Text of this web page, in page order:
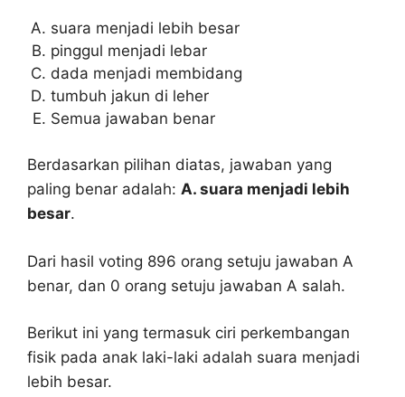
suara menjadi lebih besar
pinggul menjadi lebar
dada menjadi membidang
tumbuh jakun di leher
Semua jawaban benar
Berdasarkan pilihan diatas, jawaban yang
paling benar adalah: A. suara menjadi lebih
besar.
Dari hasil voting 896 orang setuju jawaban A
benar, dan 0 orang setuju jawaban A salah.
Berikut ini yang termasuk ciri perkembangan
fisik pada anak laki-laki adalah suara menjadi
lebih besar.